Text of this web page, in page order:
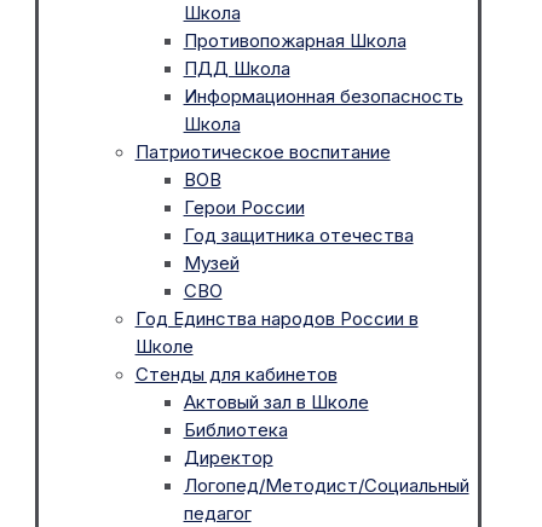
Школа
Противопожарная Школа
ПДД Школа
Информационная безопасность
Школа
Патриотическое воспитание
ВОВ
Герои России
Год защитника отечества
Музей
СВО
Год Единства народов России в
Школе
Стенды для кабинетов
Актовый зал в Школе
Библиотека
Директор
Логопед/Методист/Социальный
педагог